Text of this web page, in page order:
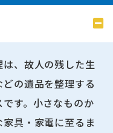
は、故人の残した生
どの遺品を整理する
です。小さなものか
家具・家電に至るま